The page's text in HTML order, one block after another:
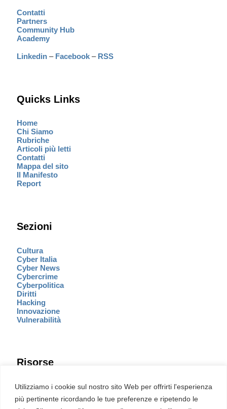
Utilizziamo i cookie sul nostro sito Web per offrirti l'esperienza
più pertinente ricordando le tue preferenze e ripetendo le
Contatti
Partners
Community Hub
Academy
Linkedin – Facebook – RSS
Quicks Links
Home
Chi Siamo
Rubriche
Articoli più letti
Contatti
Mappa del sito
Il Manifesto
Report
Sezioni
Cultura
Cyber Italia
Cyber News
Cybercrime
Cyberpolitica
Diritti
Hacking
Innovazione
Vulnerabilità
Risorse
Eventi
Fumetto Cyber
Newsletter